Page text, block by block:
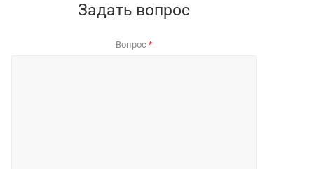
Задать вопрос
Вопрос *